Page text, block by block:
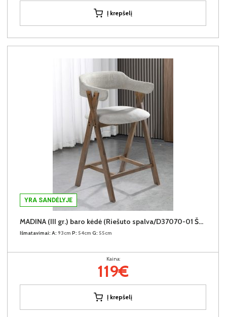
Į krepšelį
YRA SANDĖLYJE
MADINA (III gr.) baro kėdė (Riešuto spalva/D37070-01 Šviesiai pilkšvas)
Išmatavimai: A: 93cm P: 54cm G: 55cm
Kaina:
119€
Į krepšelį